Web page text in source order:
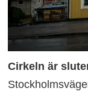
Cirkeln är